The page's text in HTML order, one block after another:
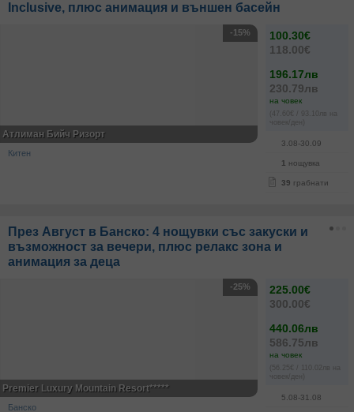
Inclusive, плюс анимация и външен басейн
100.30€
118.00€
196.17лв
230.79лв
на човек
(47.60€ / 93.10лв на
човек/ден)
3.08-30.09
1 нощувка
39 грабнати
-15%
Атлиман Бийч Ризорт
Китен
През Август в Банско: 4 нощувки със закуски и
възможност за вечери, плюс релакс зона и
анимация за деца
225.00€
300.00€
440.06лв
586.75лв
на човек
(56.25€ / 110.02лв на
човек/ден)
5.08-31.08
-25%
Premier Luxury Mountain Resort*****
Банско